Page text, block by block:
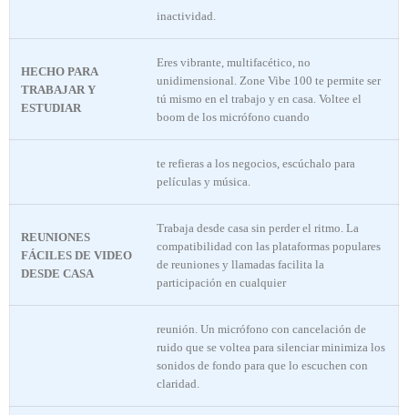
inactividad.
HECHO PARA
TRABAJAR Y
ESTUDIAR
Eres vibrante, multifacético, no
unidimensional. Zone Vibe 100 te permite ser
tú mismo en el trabajo y en casa. Voltee el
boom de los micrófono cuando
te refieras a los negocios, escúchalo para
películas y música.
REUNIONES
FÁCILES DE VIDEO
DESDE CASA
Trabaja desde casa sin perder el ritmo. La
compatibilidad con las plataformas populares
de reuniones y llamadas facilita la
participación en cualquier
reunión. Un micrófono con cancelación de
ruido que se voltea para silenciar minimiza los
sonidos de fondo para que lo escuchen con
claridad.